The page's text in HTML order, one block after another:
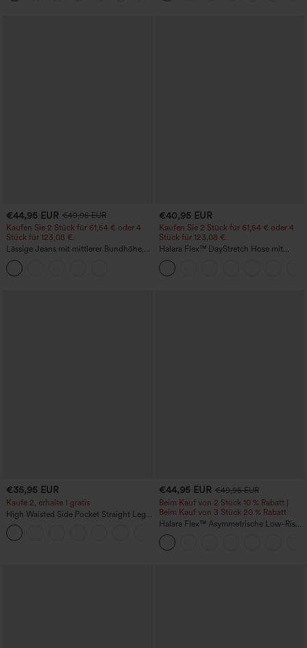
Easy Peezy
€44,95 EUR €49,95 EUR
Kaufen Sie 2 Stück für 61,54 € oder 4
Stück für 123,08 €.
Lässige Jeans mit mittlerer Bundhöhe,
Kordelzug und Taschen
€40,95 EUR
Kaufen Sie 2 Stück für 61,54 € oder 4
Stück für 123,08 €.
Halara Flex™ DayStretch Hose mit
mittlerer Bundhöhe, seitlicher
Reißverschlusstasche und
Work‑Flare‑Schnitt
€35,95 EUR
Kaufe 2, erhalte 1 gratis
High Waisted Side Pocket Straight Leg
Work Pants
€44,95 EUR €49,95 EUR
Beim Kauf von 2 Stück 10 % Rabatt |
Beim Kauf von 3 Stück 20 % Rabatt
Halara Flex™ Asymmetrische Low-Rise-
Jeans mit Reißverschlusstaschen,
Baggy-Stil, weitem Bein, gewaschen,
lässig